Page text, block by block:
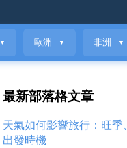
▼ 歐洲 ▼ 非洲 ▼
最新部落格文章
天氣如何影響旅行：旺季
出發時機